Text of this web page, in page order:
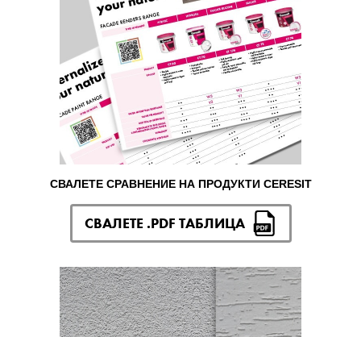
СВАЛЕТЕ СРАВНЕНИЕ НА ПРОДУКТИ CERESIT
СВАЛЕТЕ .PDF ТАБЛИЦА